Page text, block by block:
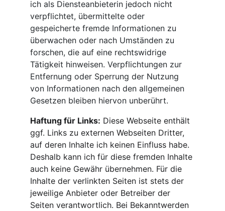
ich als Diensteanbieterin jedoch nicht
verpflichtet, übermittelte oder
gespeicherte fremde Informationen zu
überwachen oder nach Umständen zu
forschen, die auf eine rechtswidrige
Tätigkeit hinweisen. Verpflichtungen zur
Entfernung oder Sperrung der Nutzung
von Informationen nach den allgemeinen
Gesetzen bleiben hiervon unberührt.
Haftung für Links: Diese Webseite enthält
ggf. Links zu externen Webseiten Dritter,
auf deren Inhalte ich keinen Einfluss habe.
Deshalb kann ich für diese fremden Inhalte
auch keine Gewähr übernehmen. Für die
Inhalte der verlinkten Seiten ist stets der
jeweilige Anbieter oder Betreiber der
Seiten verantwortlich. Bei Bekanntwerden